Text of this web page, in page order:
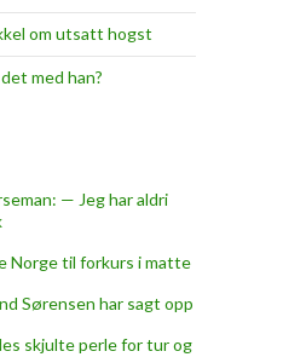
om utsatt hogst
med han?
— Jeg har aldri
Norge til forkurs i matte
Sørensen har sagt opp
skjulte perle for tur og